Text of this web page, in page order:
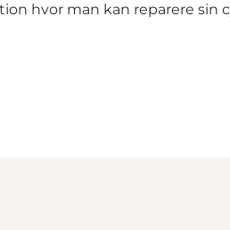
hvor man kan reparere